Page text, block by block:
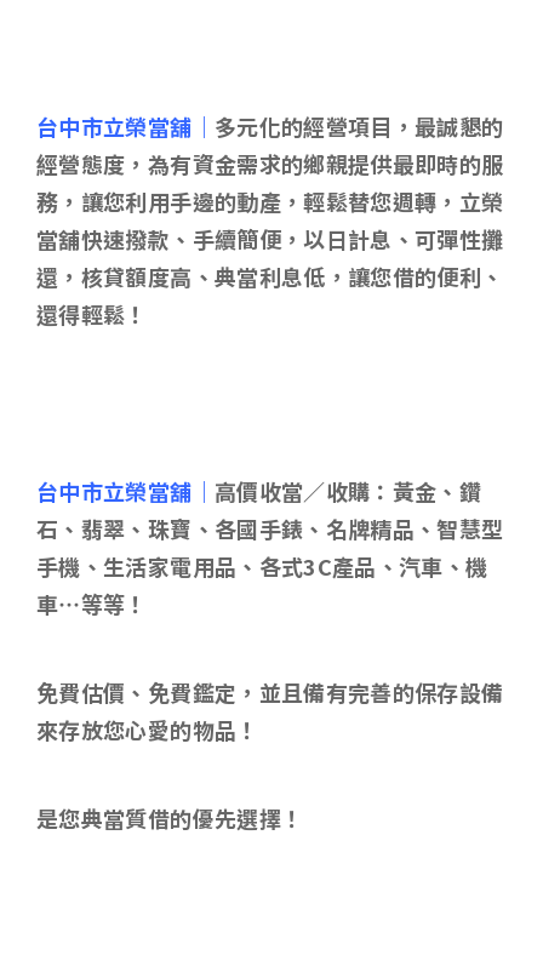
台中市立榮當舖｜ 多元化的經營項目，最誠懇的
經營態度，為有資金需求的鄉親提供最即時的服
務，讓您利用手邊的動產，輕鬆替您週轉，立榮
當舖快速撥款、手續簡便，以日計息、可彈性攤
還，核貸額度高、典當利息低，讓您借的便利、
還得輕鬆！
台中市立榮當舖｜ 高價收當／收購：黃金、鑽
石、翡翠、珠寶、各國手錶、名牌精品、智慧型
手機、生活家電用品、各式3C產品、汽車、機
車…等等！
免費估價、免費鑑定，並且備有完善的保存設備
來存放您心愛的物品！
是您典當質借的優先選擇！